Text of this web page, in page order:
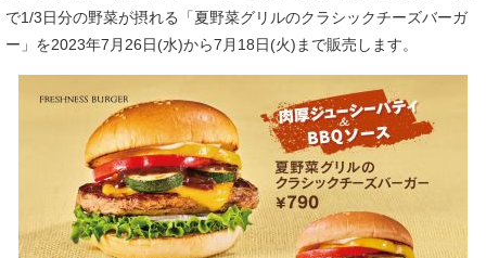
で1/3日分の野菜が摂れる「夏野菜グリルのクラシックチーズバーガ
ー」を2023年7月26日(水)から7月18日(火)まで販売します。